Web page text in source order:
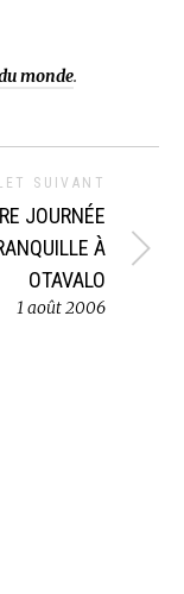
monde.
SUIVANT
JOURNÉE
À
OTAVALO
1 août 2006